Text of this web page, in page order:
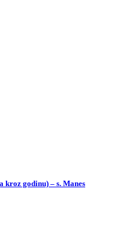
godinu) – s. Manes